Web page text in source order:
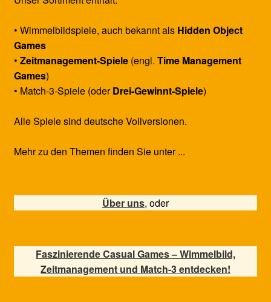
• Wimmelbildspiele, auch bekannt als Hidden Object
Games
• Zeitmanagement-Spiele(engl. Time Management
Games)
• Match-3-Spiele (oderDrei-Gewinnt-Spiele)
Alle Spiele sind deutsche Vollversionen.
Mehr zu den Themen finden Sie unter ...
Über uns, oder
Faszinierende Casual Games – Wimmelbild,
Zeitmanagement und Match-3 entdecken!